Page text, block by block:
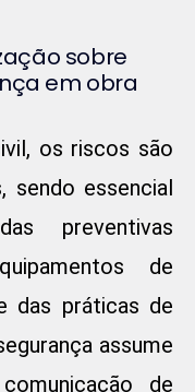
sobre
em obra
os riscos são
sendo essencial
preventivas
de
das práticas de
assume
de